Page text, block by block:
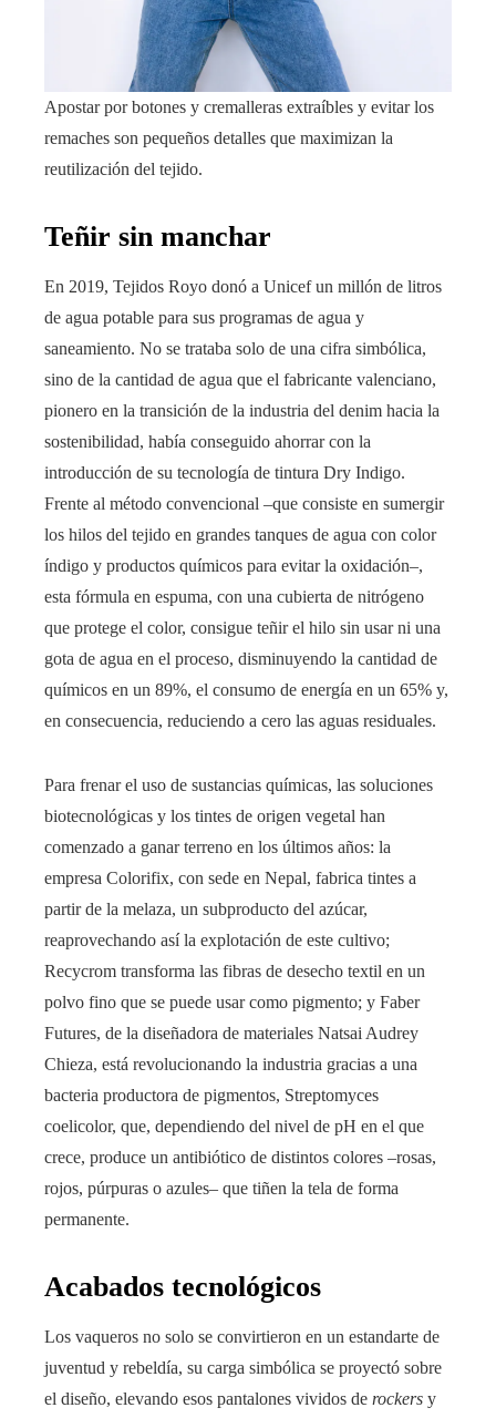
Apostar por botones y cremalleras extraíbles y evitar los
remaches son pequeños detalles que maximizan la
reutilización del tejido.
Teñir sin manchar
En 2019, Tejidos Royo donó a Unicef un millón de litros
de agua potable para sus programas de agua y
saneamiento. No se trataba solo de una cifra simbólica,
sino de la cantidad de agua que el fabricante valenciano,
pionero en la transición de la industria del denim hacia la
sostenibilidad, había conseguido ahorrar con la
introducción de su tecnología de tintura Dry Indigo.
Frente al método convencional –que consiste en sumergir
los hilos del tejido en grandes tanques de agua con color
índigo y productos químicos para evitar la oxidación–,
esta fórmula en espuma, con una cubierta de nitrógeno
que protege el color, consigue teñir el hilo sin usar ni una
gota de agua en el proceso, disminuyendo la cantidad de
químicos en un 89%, el consumo de energía en un 65% y,
en consecuencia, reduciendo a cero las aguas residuales.
Para frenar el uso de sustancias químicas, las soluciones
biotecnológicas y los tintes de origen vegetal han
comenzado a ganar terreno en los últimos años: la
empresa Colorifix, con sede en Nepal, fabrica tintes a
partir de la melaza, un subproducto del azúcar,
reaprovechando así la explotación de este cultivo;
Recycrom transforma las fibras de desecho textil en un
polvo fino que se puede usar como pigmento; y Faber
Futures, de la diseñadora de materiales Natsai Audrey
Chieza, está revolucionando la industria gracias a una
bacteria productora de pigmentos, Streptomyces
coelicolor, que, dependiendo del nivel de pH en el que
crece, produce un antibiótico de distintos colores –rosas,
rojos, púrpuras o azules– que tiñen la tela de forma
permanente.
Acabados tecnológicos
Los vaqueros no solo se convirtieron en un estandarte de
juventud y rebeldía, su carga simbólica se proyectó sobre
el diseño, elevando esos pantalones vividos de rockers y